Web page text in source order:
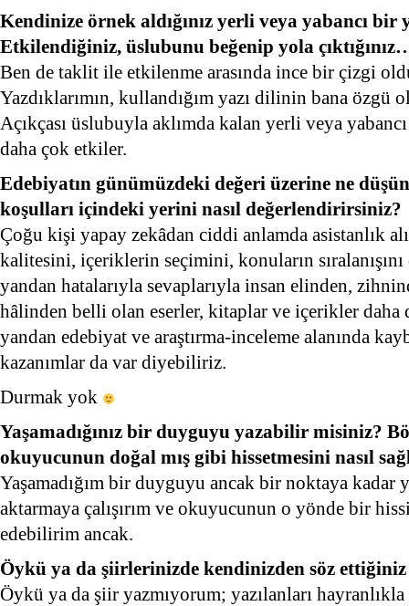
Kendinize örnek aldığınız yerli veya yabancı bir
Etkilendiğiniz, üslubunu beğenip yola
Ben de taklit ile etkilenme arasında ince bir çizgi
Yazdıklarımın, kullandığım yazı dilinin bana özgü
Açıkçası üslubuyla aklımda kalan yerli veya
daha çok etkiler.
Edebiyatın günümüzdeki değeri üzerine ne
koşulları içindeki yerini nasıl değerlendirirsiniz?
Çoğu kişi yapay zekâdan ciddi anlamda asistanlık
kalitesini, içeriklerin seçimini, konuların
yandan hatalarıyla sevaplarıyla insan elinden,
hâlinden belli olan eserler, kitaplar ve içerikler daha
yandan edebiyat ve araştırma-inceleme alanında
kazanımlar da var diyebiliriz.
Durmak yok
Yaşamadığınız bir duyguyu yazabilir misiniz?
okuyucunun doğal mış gibi hissetmesini nasıl
Yaşamadığım bir duyguyu ancak bir noktaya
aktarmaya çalışırım ve okuyucunun o yönde bir
edebilirim ancak.
Öykü ya da şiirlerinizde kendinizden söz
Öykü ya da şiir yazmıyorum; yazılanları